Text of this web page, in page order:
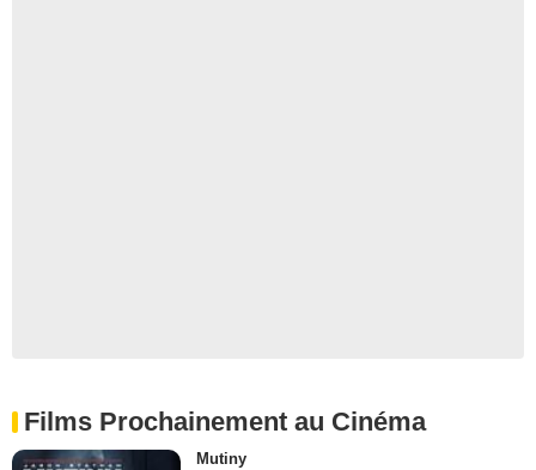
Films Prochainement au Cinéma
Mutiny